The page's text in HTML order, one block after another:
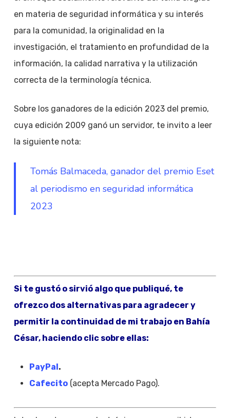
en materia de seguridad informática y su interés
para la comunidad, la originalidad en la
investigación, el tratamiento en profundidad de la
información, la calidad narrativa y la utilización
correcta de la terminología técnica.
Sobre los ganadores de la edición 2023 del premio,
cuya edición 2009 ganó un servidor, te invito a leer
la siguiente nota:
Tomás Balmaceda, ganador del premio Eset
al periodismo en seguridad informática
2023
Si te gustó o sirvió algo que publiqué, te
ofrezco dos alternativas para agradecer y
permitir la continuidad de mi trabajo en Bahía
César, haciendo clic sobre ellas:
PayPal.
Cafecito(acepta Mercado Pago).